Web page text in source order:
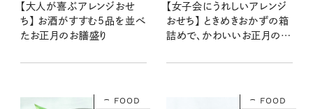
【大人が喜ぶアレンジおせ
ち】 お酒がすすむ5品を並べ
たお正月のお膳盛り
【女子会にうれしいアレンジ
おせち】 ときめきおかずの箱
詰めで、かわいいお正月の食
FOOD FOOD